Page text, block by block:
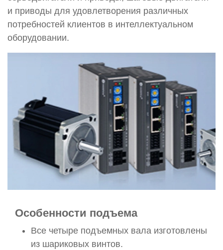
и приводы для удовлетворения различных
потребностей клиентов в интеллектуальном
оборудовании.
Особенности подъема
Все четыре подъемных вала изготовлены
из шариковых винтов.